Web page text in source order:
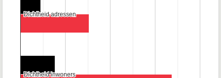
Dichtheid adressen
Dichtheid adressen
Dichtheid inwoners
Dichtheid inwoners